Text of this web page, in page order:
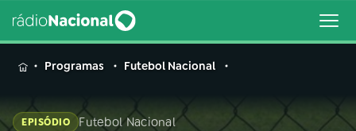
MENUProgramas Futebol Nacional
EPISÓDIO Futebol Nacional